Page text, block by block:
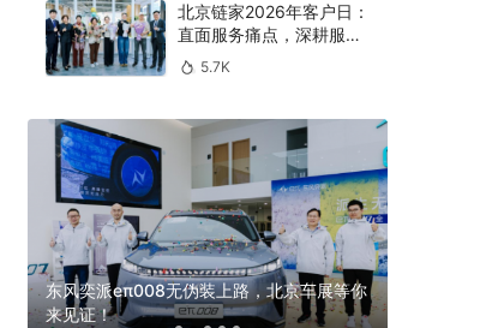
北京链家2026年客户日：
直面服务痛点，深耕服务
本质5.7K
东风奕派eπ008无伪装上路，北京车展等你
来见证！